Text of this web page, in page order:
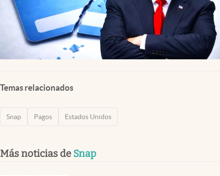
Temas relacionados
Snap Pagos Estados Unidos
Más noticias de Snap